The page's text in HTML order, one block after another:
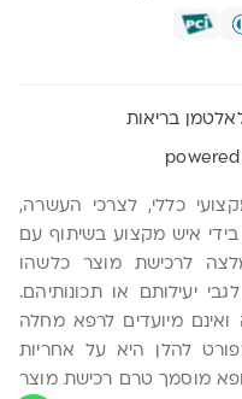
בריאות
כללי, לצרכי העשרה,
איש מקצוע בשיתוף עם
לרכישת מוצר כלשהו
יעילותם או תכונותיהם.
מיועדים לרפא מחלה
להלן היא על אחריות
מוסמך טרם רכישת מוצר